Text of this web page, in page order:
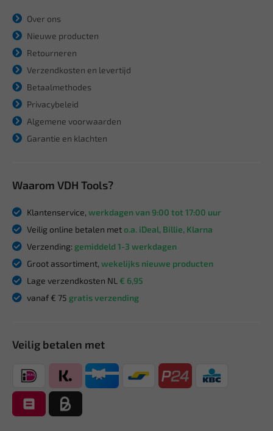
Over ons
Nieuwe producten
Retourneren
Verzendkosten en levertijd
Betaalmethodes
Privacybeleid
Algemene voorwaarden
Garantie en klachten
Waarom VDH Tools?
Klantenservice, werkdagen van 9:00 tot 17:00 uur
Veilig online betalen meto.a. iDeal, Billie, Klarna
Verzending: gemiddeld 1-3 werkdagen
Groot assortiment, wekelijks nieuwe producten
Lage verzendkosten NL € 6,95
vanaf € 75 gratis verzending
Veilig betalen met